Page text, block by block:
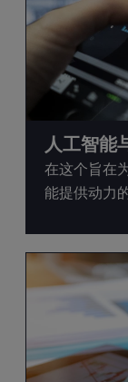
人工智能
在这个旨在
能提供动力